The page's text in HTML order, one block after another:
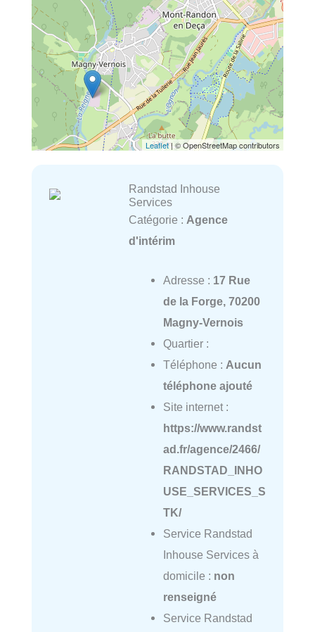
Leaflet| © OpenStreetMap contributors
Randstad Inhouse
Services
Catégorie : Agence
d'intérim
Adresse : 17 Rue
de la Forge, 70200
Magny-Vernois
Quartier :
Téléphone : Aucun
téléphone ajouté
Site internet :
https://www.randst
ad.fr/agence/2466/
RANDSTAD_INHO
USE_SERVICES_S
TK/
Service Randstad
Inhouse Services à
domicile : non
renseigné
Service Randstad